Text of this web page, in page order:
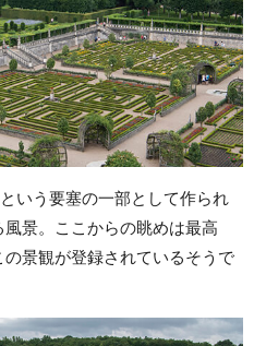
いう要塞の一部として作られ
景。ここからの眺めは最高
景観が登録されているそうで